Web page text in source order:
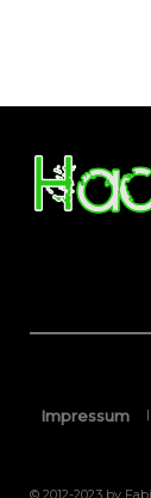
Impressum